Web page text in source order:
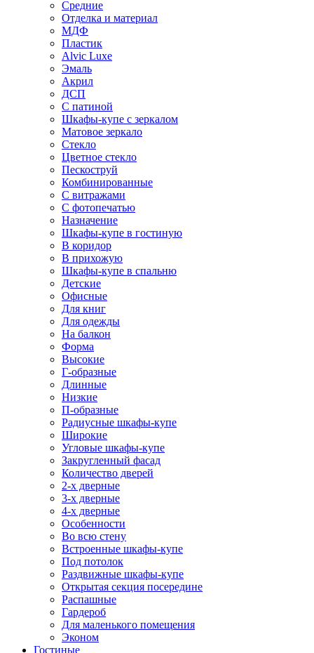
Средние
Отделка и материал
МДФ
Пластик
Alvic Luxe
Эмаль
Акрил
ДСП
С патиной
Шкафы-купе с зеркалом
Матовое зеркало
Стекло
Цветное стекло
Пескоструй
Комбинированные
С витражами
С фотопечатью
Назначение
Шкафы-купе в гостиную
В коридор
В прихожую
Шкафы-купе в спальню
Детские
Офисные
Для книг
Для одежды
На балкон
Форма
Высокие
Г-образные
Длинные
Низкие
П-образные
Радиусные шкафы-купе
Широкие
Угловые шкафы-купе
Закругленный фасад
Количество дверей
2-х дверные
3-х дверные
4-х дверные
Особенности
Во всю стену
Встроенные шкафы-купе
Под потолок
Раздвижные шкафы-купе
Открытая секция посередине
Распашные
Гардероб
Для маленького помещения
Эконом
Гостиные